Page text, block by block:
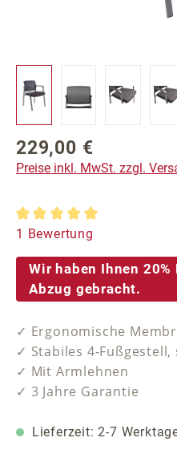
Regulärer Preis:
229,00 €
Preise inkl. MwSt. zzgl.
Durchschnittliche
1 Bewertung
Wir haben Ihnen
Abzug gebracht.
✓ Ergonomische
✓ Stabiles 4-
✓ Mit Armlehnen
✓ 3 Jahre Garantie
Lieferzeit: 2-7